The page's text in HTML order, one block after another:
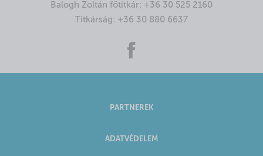
Balogh Zoltán főtitkár: +36 30 525 2160
Titkárság: +36 30 880 6637
PARTNEREK
ADATVÉDELEM